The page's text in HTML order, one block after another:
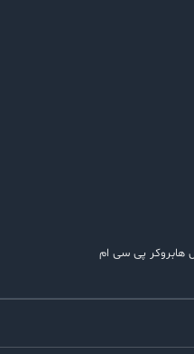
هابروکر پی سی ام